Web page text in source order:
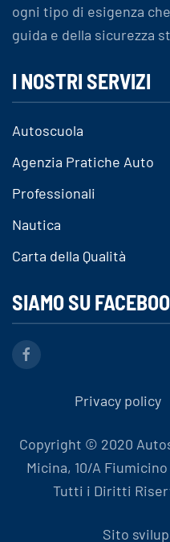
ogni tipo di esigenza
guida e della sicurezza
I NOSTRI SERVIZI
Autoscuola
Agenzia Pratiche Auto
Professionali
Nautica
Carta della Qualità
SIAMO SU
Privacy policy
Copyright © 2020
Micina, 10/A Fiumicino
Tutti i Diritti
Sito